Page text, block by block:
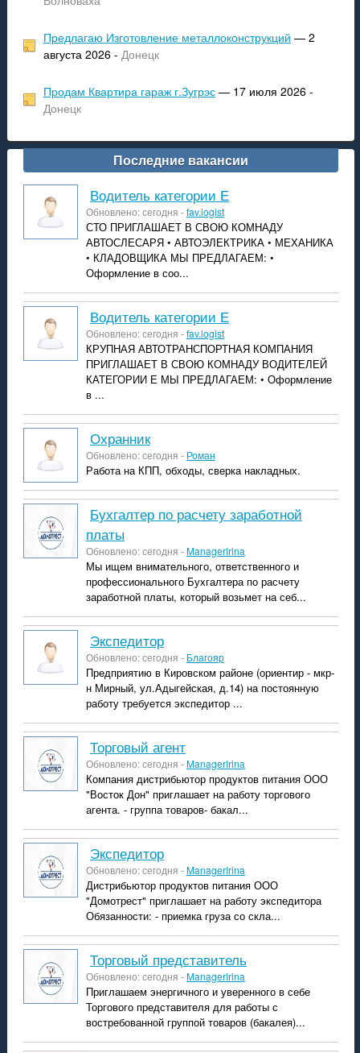
Предлагаю Изготовление металлоконструкций — 2
августа 2026 - Донецк
Продам Квартира гараж г.Зугрэс— 17 июля 2026 -
Донецк
Последние вакансии
Водитель категории Е
Обновлено: сегодня -fav.logist
СТО ПРИГЛАШАЕТ В СВОЮ КОМНАДУ
АВТОСЛЕСАРЯ • АВТОЭЛЕКТРИКА • МЕХАНИКА
• КЛАДОВЩИКА МЫ ПРЕДЛАГАЕМ: •
Оформление в соо...
Водитель категории Е
Обновлено: сегодня -fav.logist
КРУПНАЯ АВТОТРАНСПОРТНАЯ КОМПАНИЯ
ПРИГЛАШАЕТ В СВОЮ КОМНАДУ ВОДИТЕЛЕЙ
КАТЕГОРИИ Е МЫ ПРЕДЛАГАЕМ: • Оформление
в ...
Охранник
Обновлено: сегодня - Роман
Работа на КПП, обходы, сверка накладных.
Бухгалтер по расчету заработной
платы
Обновлено: сегодня -ManagerIrina
Мы ищем внимательного, ответственного и
профессионального Бухгалтера по расчету
заработной платы, который возьмет на себ...
Экспедитор
Обновлено: сегодня - Благояр
Предприятию в Кировском районе (ориентир - мкр-
н Мирный, ул.Адыгейская, д.14) на постоянную
работу требуется экспедитор ...
Торговый агент
Обновлено: сегодня -ManagerIrina
Компания дистрибьютор продуктов питания ООО
"Восток Дон" приглашает на работу торгового
агента. - группа товаров- бакал...
Экспедитор
Обновлено: сегодня -ManagerIrina
Дистрибьютор продуктов питания ООО
"Домотрест" приглашает на работу экспедитора
Обязанности: - приемка груза со скла...
Торговый представитель
Обновлено: сегодня -ManagerIrina
Приглашаем энергичного и уверенного в себе
Торгового представителя для работы с
востребованной группой товаров (бакалея)...